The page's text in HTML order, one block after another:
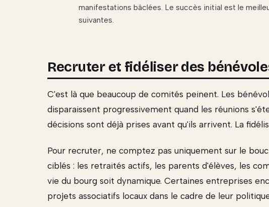
manifestations bâclées. Le succès initial est le
suivantes.
Recruter et fidéliser des
C'est là que beaucoup de comités peinent. Les
disparaissent progressivement quand les réunions
décisions sont déjà prises avant qu'ils arrivent. La
Pour recruter, ne comptez pas uniquement sur le
ciblés : les retraités actifs, les parents d'élèves, les
vie du bourg soit dynamique. Certaines entreprises
projets associatifs locaux dans le cadre de leur